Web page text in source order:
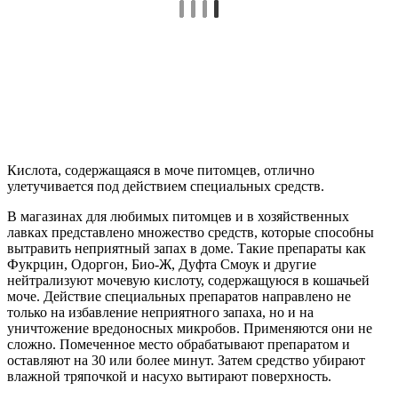
Кислота, содержащаяся в моче питомцев, отлично
улетучивается под действием специальных средств.
В магазинах для любимых питомцев и в хозяйственных
лавках представлено множество средств, которые способны
вытравить неприятный запах в доме. Такие препараты как
Фукрцин, Одоргон, Био-Ж, Дуфта Смоук и другие
нейтрализуют мочевую кислоту, содержащуюся в кошачьей
моче. Действие специальных препаратов направлено не
только на избавление неприятного запаха, но и на
уничтожение вредоносных микробов. Применяются они не
сложно. Помеченное место обрабатывают препаратом и
оставляют на 30 или более минут. Затем средство убирают
влажной тряпочкой и насухо вытирают поверхность.